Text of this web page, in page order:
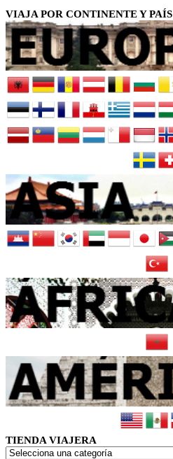
VIAJA POR CONTINENTE Y PAÍS
TIENDA VIAJERA